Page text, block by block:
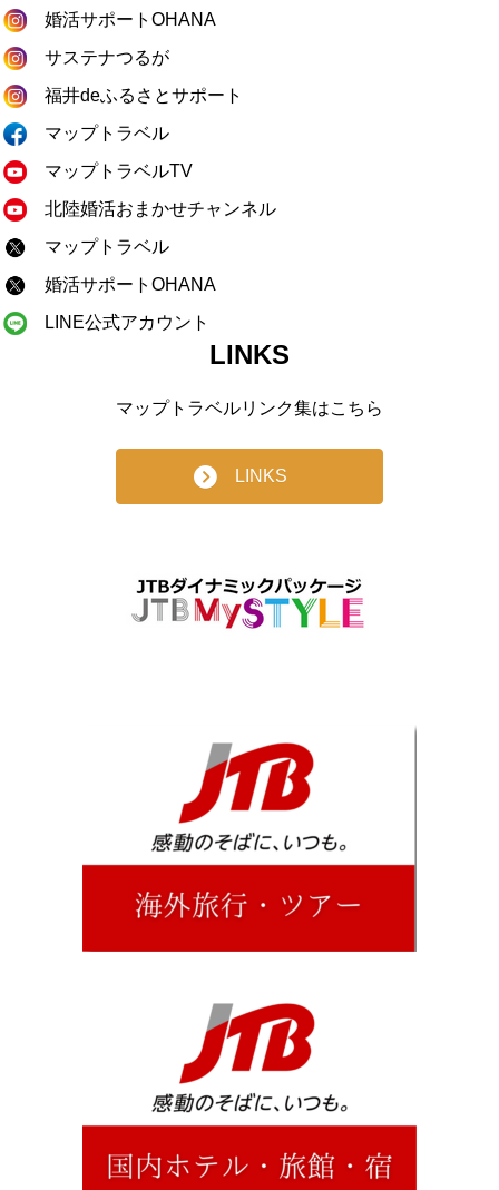
婚活サポートOHANA
サステナつるが
福井deふるさとサポート
マップトラベル
マップトラベルTV
北陸婚活おまかせチャンネル
マップトラベル
婚活サポートOHANA
LINE公式アカウント
LINKS
マップトラベルリンク集はこちら
LINKS